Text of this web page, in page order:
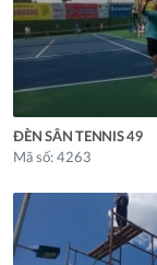
ĐÈN SÂN TENNIS 49
Mã số: 4263